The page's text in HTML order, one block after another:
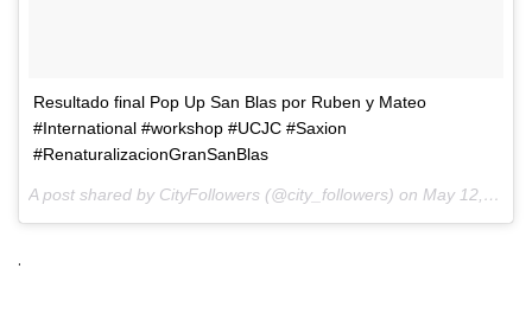
Resultado final Pop Up San Blas por Ruben y Mateo
#International #workshop #UCJC #Saxion
#RenaturalizacionGranSanBlas
A post shared by CityFollowers (@city_followers) on May 12, 2017 at 4:15am PDT
.